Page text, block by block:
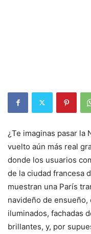
¿Te imaginas pasar la
vuelto aún más real
donde los usuarios
de la ciudad francesa
muestran una París
navideño de
iluminados, fachadas
brillantes, y, por